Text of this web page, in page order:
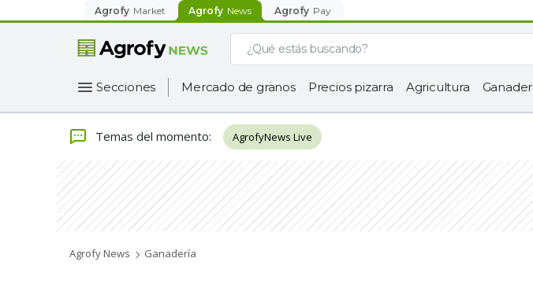
Agrofy Market Agrofy News Agrofy Pay
Secciones Mercado de granos Precios pizarra Agricultura
Temas del momento: AgrofyNews Live
Agrofy News Ganadería